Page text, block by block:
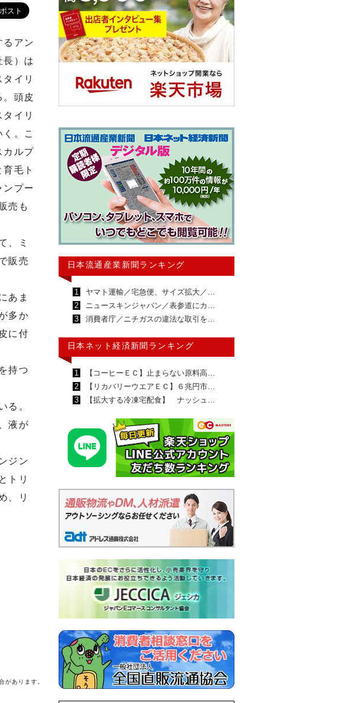
アン
長）は
イリ
。頭皮
イリ
。こ
カルプ
毛ト
ンプー
売も
、ミ
販売
あま
多か
に付
持つ
る。
液が
ジン
トリ
、リ
があります。
日本流通産業新聞ランキング
1
ヤマト運輸／宅急便、サイズ拡大／…
2
ニュースキンジャパン／表参道にカ…
3
消費者庁／ニチガスの違法な取引を…
日本ネット経済新聞ランキング
1
【コーヒーＥＣ】止まらない原料高…
2
【リカバリーウエアＥＣ】６兆円市…
3
【拡大する冷凍宅配食】 ナッシュ…